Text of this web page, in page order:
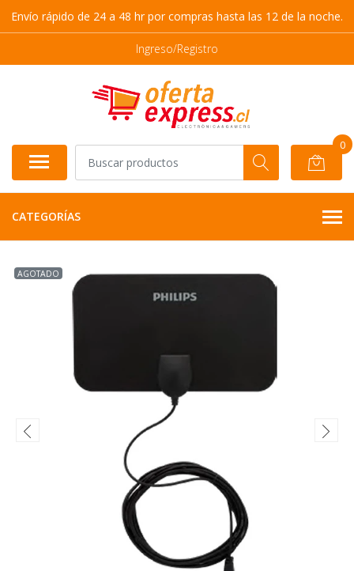
Envío rápido de 24 a 48 hr por compras hasta las 12 de la noche.
Ingreso/Registro
0
CATEGORÍAS
AGOTADO